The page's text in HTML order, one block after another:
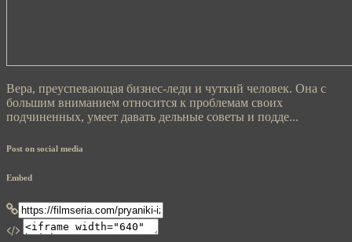
Вера, преуспевающая бизнес-леди и чуткий человек. Она с
большим вниманием относится к проблемам своих
подчиненных, умеет давать дельные советы и подде...
Post on social media
Embed